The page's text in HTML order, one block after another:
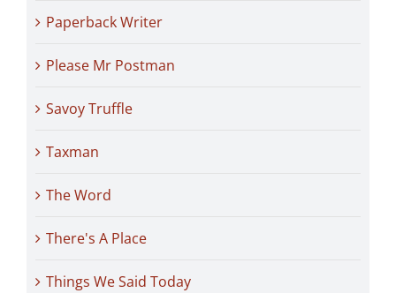
Paperback Writer
Please Mr Postman
Savoy Truffle
Taxman
The Word
There's A Place
Things We Said Today